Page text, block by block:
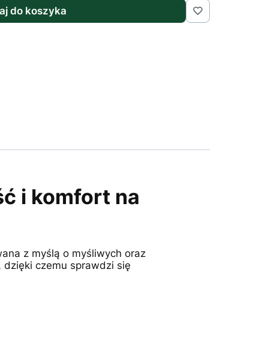
do koszyka
i komfort na
z myślą o myśliwych oraz
dzięki czemu sprawdzi się